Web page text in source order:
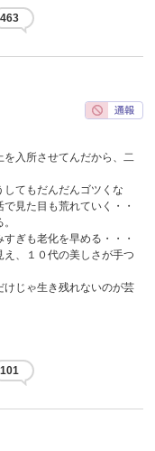
463
入所させてんだから、二
てもだんだんゴツくな
見た目も荒れていく・・
ぎも老化を早める・・・
、１０代の美しさが手つ
じゃ生き残れないのが芸
101